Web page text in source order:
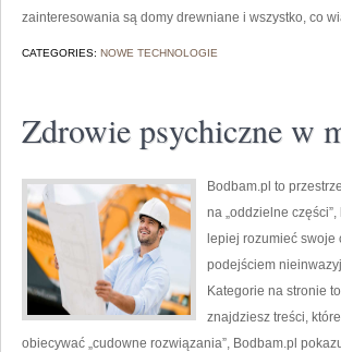
zainteresowania są domy drewniane i wszystko, co
CATEGORIES: NOWE TECHNOLOGIE
Zdrowie psychiczne w
Bodbam.pl to
na „oddzielne
lepiej rozumieć swoje
podejściem
Kategorie na stronie
znajdziesz treści,
obiecywać „cudowne rozwiązania”, Bodbam.pl